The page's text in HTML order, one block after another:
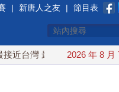
| 新唐人之友 | 節目表
最快9日可能登陸中國2026 年 8 月